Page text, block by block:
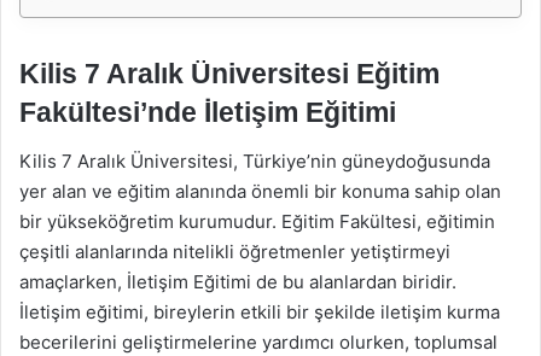
Kilis 7 Aralık Üniversitesi Eğitim
Fakültesi’nde İletişim Eğitimi
Kilis 7 Aralık Üniversitesi, Türkiye’nin güneydoğusunda
yer alan ve eğitim alanında önemli bir konuma sahip olan
bir yükseköğretim kurumudur. Eğitim Fakültesi, eğitimin
çeşitli alanlarında nitelikli öğretmenler yetiştirmeyi
amaçlarken, İletişim Eğitimi de bu alanlardan biridir.
İletişim eğitimi, bireylerin etkili bir şekilde iletişim kurma
becerilerini geliştirmelerine yardımcı olurken, toplumsal